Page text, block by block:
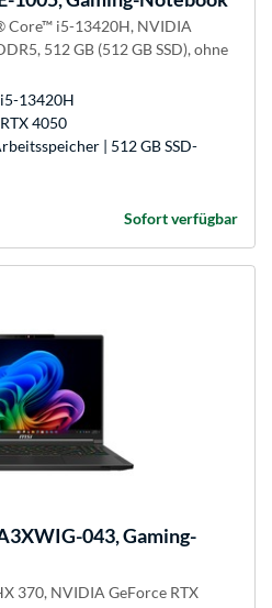
Core™ i5-13420H, NVIDIA
512 GB (512 GB SSD), ohne
13420H
4050
| 512 GB SSD-
Sofort verfügbar
043, Gaming-
370, NVIDIA GeForce RTX